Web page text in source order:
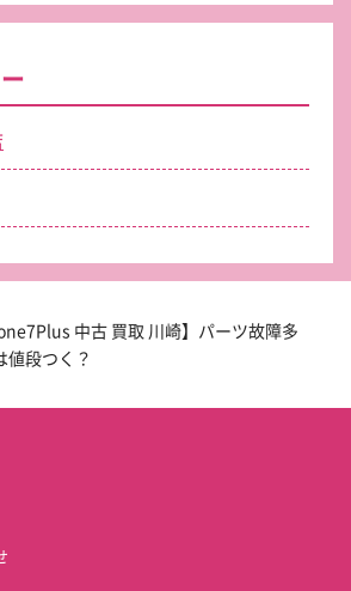
中古 買取 川崎】パーツ故障多
段つく？